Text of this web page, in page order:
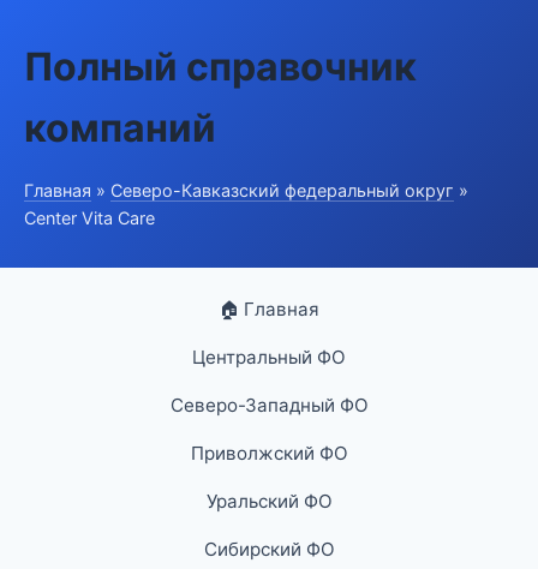
Полный справочник
компаний
Главная » Северо-Кавказский федеральный округ »
Center Vita Care
🏠 Главная
Центральный ФО
Северо-Западный ФО
Приволжский ФО
Уральский ФО
Сибирский ФО